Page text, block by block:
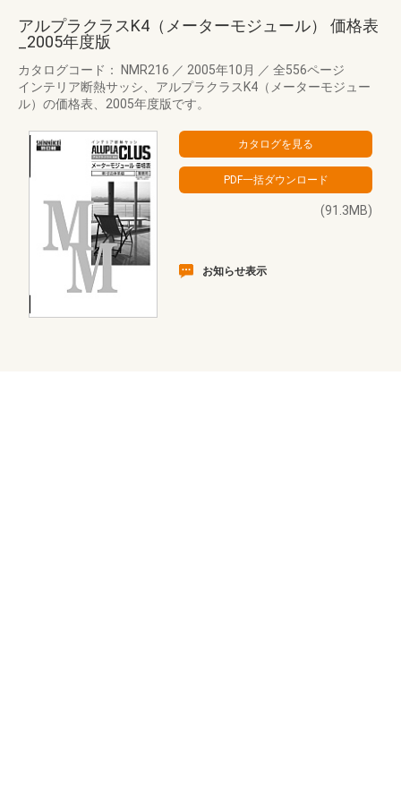
アルプラクラスK4（メーターモジュール） 価格表
_2005年度版
カタログコード： NMR216 ／ 2005年10月 ／ 全556ページ
インテリア断熱サッシ、アルプラクラスK4（メーターモジュー
ル）の価格表、2005年度版です。
(91.3MB)
お知らせ表示